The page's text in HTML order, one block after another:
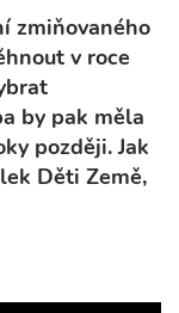
zmiňovaného
v roce
by pak měla
později. Jak
Děti Země,